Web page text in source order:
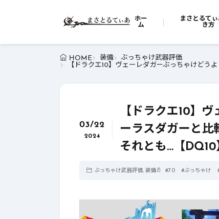
ホー
ム
まさとるて
き方
HOME 装備
ぶっちゃけ武器評価
【ドラクエ10】ヴェーレダガーぶっちゃけどう
03/22
2024
【ドラクエ10】
ーラスダガーと比
それとも…【DQ10
ぶっちゃけ武器評価, 装備 #7.0 #ぶっちゃけ